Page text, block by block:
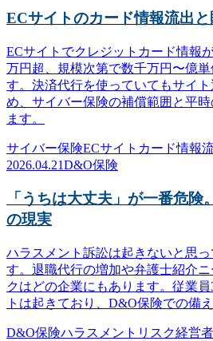
ECサイトのカード情報流出と
ECサイトでクレジットカード情報
万円超、規模次第で数千万円〜億
す。決済代行を使っていてもサイ
め、サイバー保険の補償範囲と平
ます。
サイバー保険ECサイト カード情報
2026.04.21D&O保険
「うちは大丈夫」が一番危険
の現実
ハラスメント訴訟は起きないと思
す。退職代行の増加や弁護士紹介
クはどの企業にもあります。従業
トは起きており、D&O保険での備
D&O保険ハラスメント リスク経営者